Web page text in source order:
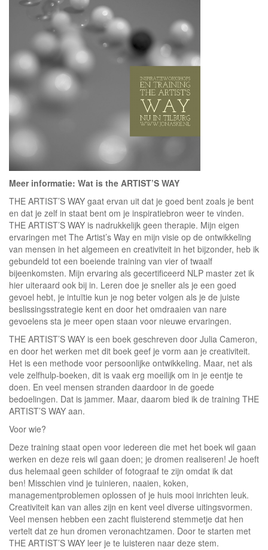
Meer informatie: Wat is the ARTIST’S WAY
THE ARTIST’S WAY gaat ervan uit dat je goed bent zoals je bent
en dat je zelf in staat bent om je inspiratiebron weer te vinden.
THE ARTIST’S WAY is nadrukkelijk geen therapie. Mijn eigen
ervaringen met The Artist’s Way en mijn visie op de ontwikkeling
van mensen in het algemeen en creativiteit in het bijzonder, heb ik
gebundeld tot een boeiende training van vier of twaalf
bijeenkomsten. Mijn ervaring als gecertificeerd NLP master zet ik
hier uiteraard ook bij in. Leren doe je sneller als je een goed
gevoel hebt, je intuïtie kun je nog beter volgen als je de juiste
beslissingsstrategie kent en door het omdraaien van nare
gevoelens sta je meer open staan voor nieuwe ervaringen.
THE ARTIST’S WAY is een boek geschreven door Julia Cameron,
en door het werken met dit boek geef je vorm aan je creativiteit.
Het is een methode voor persoonlijke ontwikkeling. Maar, net als
vele zelfhulp-boeken, dit is vaak erg moeilijk om in je eentje te
doen. En veel mensen stranden daardoor in de goede
bedoelingen. Dat is jammer. Maar, daarom bied ik de training THE
ARTIST’S WAY aan.
Voor wie?
Deze training staat open voor iedereen die met het boek wil gaan
werken en deze reis wil gaan doen; je dromen realiseren! Je hoeft
dus helemaal geen schilder of fotograaf te zijn omdat ik dat
ben! Misschien vind je tuinieren, naaien, koken,
managementproblemen oplossen of je huis mooi inrichten leuk.
Creativiteit kan van alles zijn en kent veel diverse uitingsvormen.
Veel mensen hebben een zacht fluisterend stemmetje dat hen
vertelt dat ze hun dromen veronachtzamen. Door te starten met
THE ARTIST’S WAY leer je te luisteren naar deze stem.